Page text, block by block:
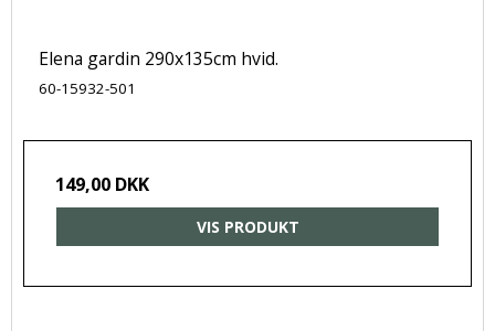
Elena gardin 290x135cm hvid.
60-15932-501
149,00 DKK
VIS PRODUKT